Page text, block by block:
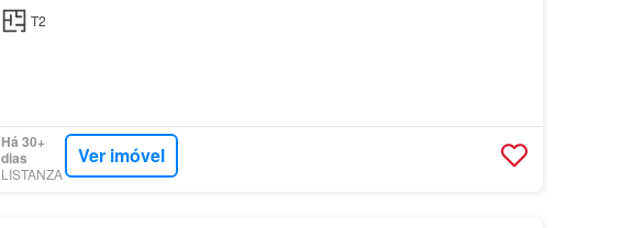
T2
Há 30+
dias
LISTANZA
Ver imóvel